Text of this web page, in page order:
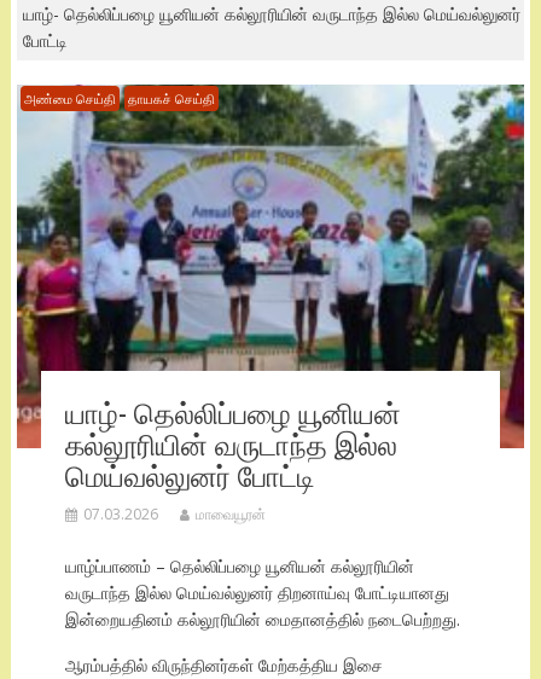
யாழ்- தெல்லிப்பழை யூனியன் கல்லூரியின் வருடாந்த இல்ல மெய்வல்லுனர்
போட்டி
அண்மை செய்தி தாயகச் செய்தி
யாழ்- தெல்லிப்பழை யூனியன்
கல்லூரியின் வருடாந்த இல்ல
மெய்வல்லுனர் போட்டி
07.03.2026 மாவையூரன்
யாழ்ப்பாணம் – தெல்லிப்பழை யூனியன் கல்லூரியின்
வருடாந்த இல்ல மெய்வல்லுனர் திறனாய்வு போட்டியானது
இன்றையதினம் கல்லூரியின் மைதானத்தில் நடைபெற்றது.
ஆரம்பத்தில் விருந்தினர்கள் மேற்கத்திய இசை